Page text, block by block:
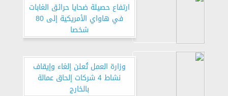
ارتفاع حصيلة ضحايا حرائق الغابات
في هاواي الأمريكية إلى 80
شخصا
وزارة العمل تُعلن إلغاء وإيقاف
نشاط 4 شركات إلحاق عمالة
بالخارج